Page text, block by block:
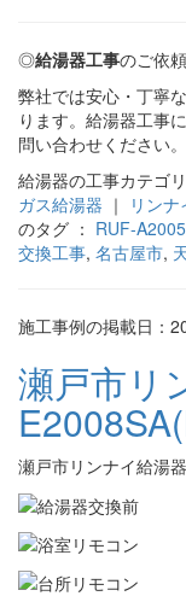
◎給湯器工事のご依
弊社では安心・丁寧
ります。給湯器工事
問い合わせください。
給湯器の工事カテゴリ
ガス給湯器 ｜ リンナ
のタグ ： RUF-
交換工事, 名古屋市,
施工事例の掲載日：
瀬戸市リ
瀬戸市リンナイ給湯